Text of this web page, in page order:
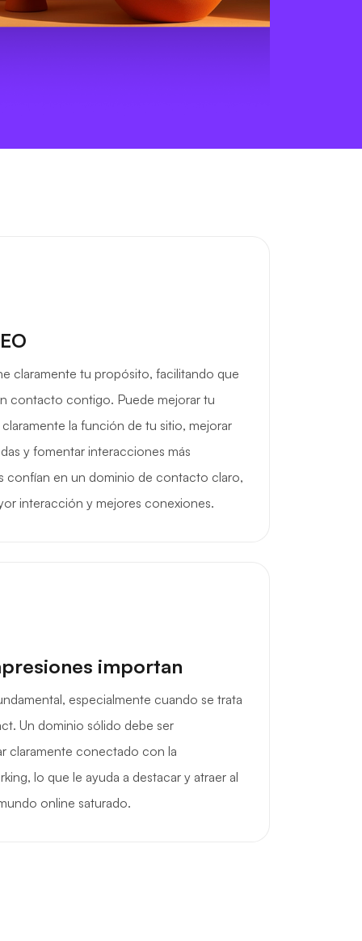
claramente tu propósito, facilitando que
contacto contigo. Puede mejorar tu
la función de tu sitio, mejorar
y fomentar interacciones más
confían en un dominio de contacto claro,
interacción y mejores conexiones.
importan
especialmente cuando se trata
Un dominio sólido debe ser
claramente conectado con la
lo que le ayuda a destacar y atraer al
online saturado.